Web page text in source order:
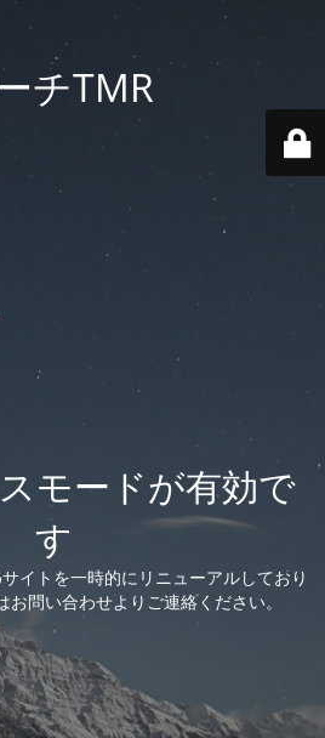
チTMR
モードが有効で
す
イトを一時的にリニューアルしており
問い合わせよりご連絡ください。